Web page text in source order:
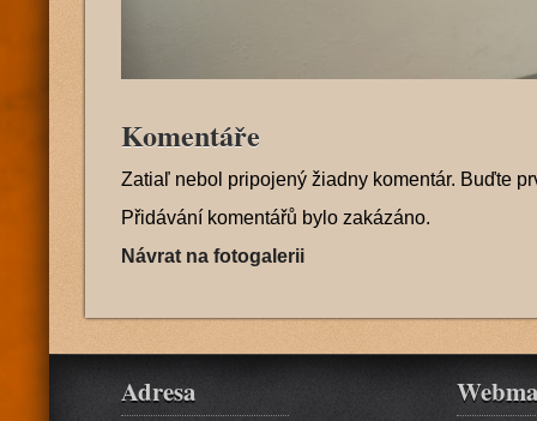
Komentáře
Zatiaľ nebol pripojený žiadny komentár. Buďte
Přidávání komentářů bylo zakázáno.
Návrat na fotogalerii
Adresa